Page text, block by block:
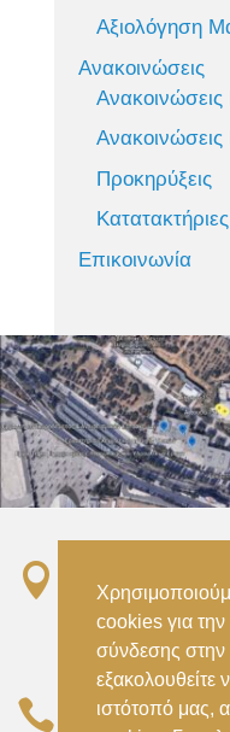
Αξιολόγηση
Ανακοινώσεις
Ανακοινώσεις
Προκηρύξεις
Επικοινωνία

Αττικής –
Metro ISAP –
Attica
 (+30) 210
cookies για
σύνδεσης στην
εξακολουθείτε
ιστότοπό μας,